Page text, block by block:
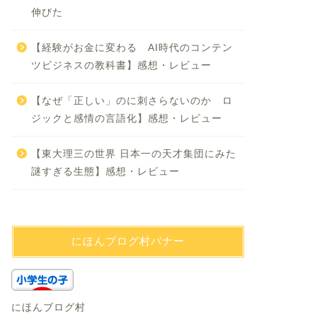
伸びた
【経験がお金に変わる AI時代のコンテン
ツビジネスの教科書】感想・レビュー
【なぜ「正しい」のに刺さらないのか ロ
ジックと感情の言語化】感想・レビュー
【東大理三の世界 日本一の天才集団にみた
謎すぎる生態】感想・レビュー
にほんブログ村バナー
にほんブログ村